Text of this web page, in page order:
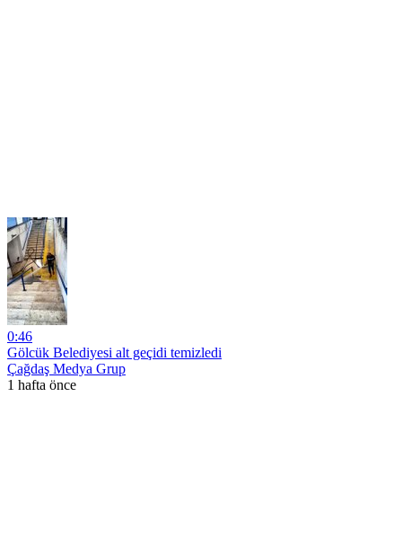
0:46
Gölcük Belediyesi alt geçidi temizledi
Çağdaş Medya Grup
1 hafta önce